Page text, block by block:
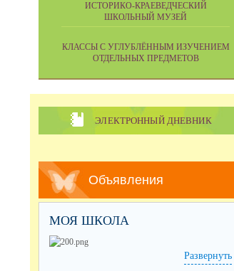
ИСТОРИКО-КРАЕВЕДЧЕСКИЙ
ШКОЛЬНЫЙ МУЗЕЙ
КЛАССЫ С УГЛУБЛЁННЫМ ИЗУЧЕНИЕМ
ОТДЕЛЬНЫХ ПРЕДМЕТОВ
ЭЛЕКТРОННЫЙ ДНЕВНИК
Объявления
МОЯ ШКОЛА
Развернуть